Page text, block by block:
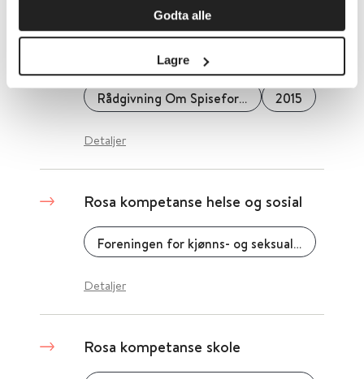
Godta alle
Lagre
ROS - Rådgivning Om
Spiseforstyrrelser
Rådgivning Om Spiseforstyrrelser - ROS 2015
Detaljer
Rosa kompetanse helse og sosial
Foreningen for kjønns- og seksualitetsmangfold (fri.)
Detaljer
Rosa kompetanse skole